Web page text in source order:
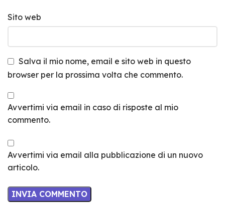
Sito web
Salva il mio nome, email e sito web in questo
browser per la prossima volta che commento.
Avvertimi via email in caso di risposte al mio
commento.
Avvertimi via email alla pubblicazione di un nuovo
articolo.